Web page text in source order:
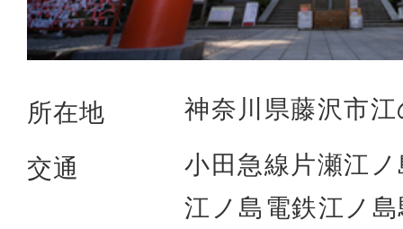
所在地
神奈川県藤沢市
交通
小田急線片瀬江
江ノ島電鉄江ノ